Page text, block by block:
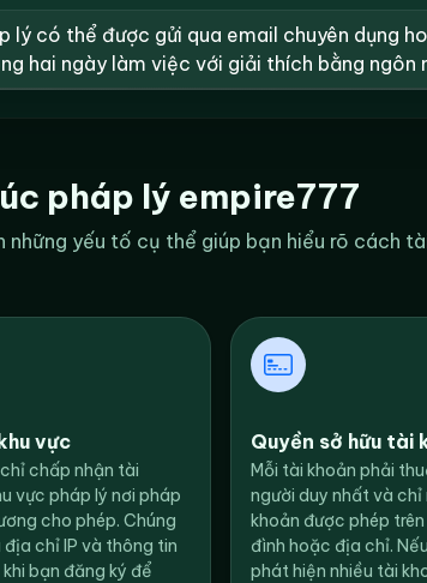
lý có thể được gửi qua email chuyên dụng
hai ngày làm việc với giải thích bằng ngôn
pháp lý empire777
những yếu tố cụ thể giúp bạn hiểu rõ cách
vực
chấp nhận tài
vực pháp lý nơi pháp
cho phép. Chúng
chỉ IP và thông tin
bạn đăng ký để
Quyền sở hữu tài
Mỗi tài khoản phải
người duy nhất và
khoản được phép
đình hoặc địa chỉ.
phát hiện nhiều tài